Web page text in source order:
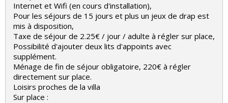
Internet et Wifi (en cours d'installation),
Pour les séjours de 15 jours et plus un jeux de drap est
mis à disposition,
Taxe de séjour de 2.25€ / jour / adulte à régler sur place,
Possibilité d'ajouter deux lits d'appoints avec
supplément.
Ménage de fin de séjour obligatoire, 220€ à régler
directement sur place.
Loisirs proches de la villa
Sur place :